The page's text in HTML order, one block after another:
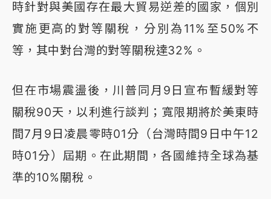
時針對與美國存在最大貿易逆差的國家，個別
實施更高的對等關稅，分別為11%至50%不
等，其中對台灣的對等關稅達32%。
但在市場震盪後，川普同月9日宣布暫緩對等
關稅90天，以利進行談判；寬限期將於美東時
間7月9日凌晨零時01分（台灣時間9日中午12
時01分）屆期。在此期間，各國維持全球為基
準的10%關稅。